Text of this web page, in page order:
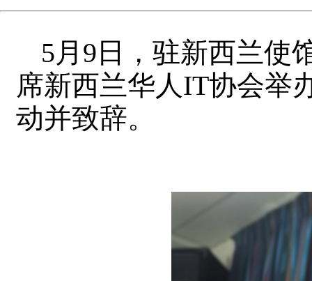
5月9日，驻新西兰使
席新西兰华人IT协会举
动并致辞。